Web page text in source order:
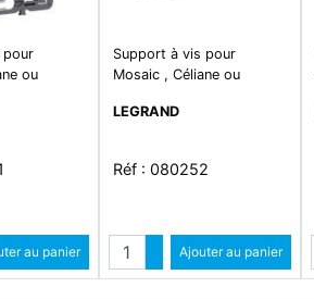
pour
ou
quantité
quantité
au panier
Support à vis pour
Mosaic , Céliane ou
4 à 5 modules
LEGRAND
Réf : 080252
Quantité
Augmenter quantité
Diminuer quantité
Ajouter au panier